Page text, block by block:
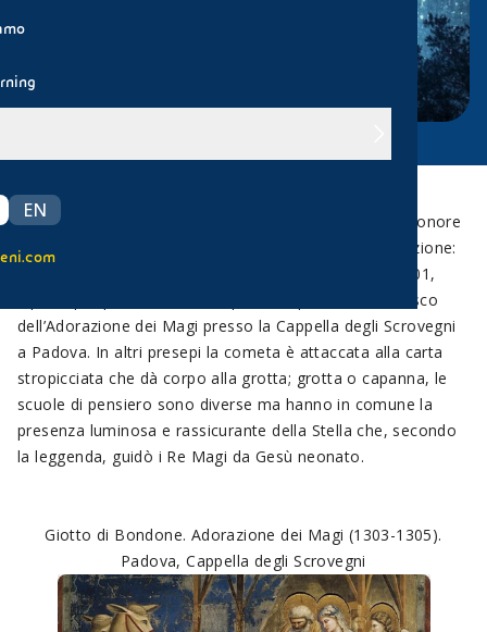
EN
eni.com
La Stella Cometa compete con l’Angelo per il posto d’onore
sul trave di colmo della capanna. Giotto iniziò la tradizione:
estasiato dal passaggio della cometa di Halley del 1301,
dipinse per primo la stella sopra la Capanna nell’affresco
dell’Adorazione dei Magi presso la Cappella degli Scrovegni
a Padova. In altri presepi la cometa è attaccata alla carta
stropicciata che dà corpo alla grotta; grotta o capanna, le
scuole di pensiero sono diverse ma hanno in comune la
presenza luminosa e rassicurante della Stella che, secondo
la leggenda, guidò i Re Magi da Gesù neonato.
Giotto di Bondone. Adorazione dei Magi (1303-1305).
Padova, Cappella degli Scrovegni